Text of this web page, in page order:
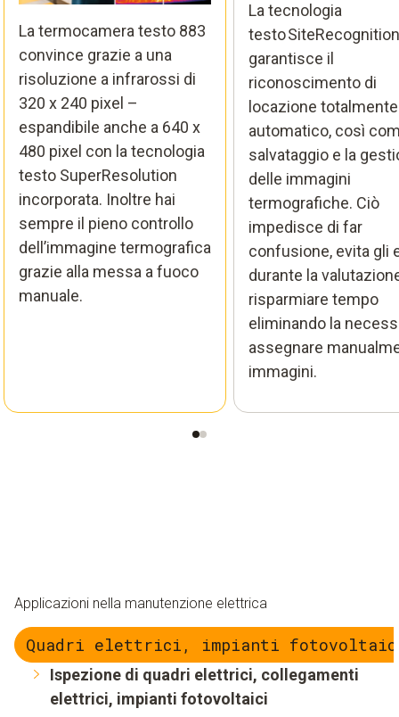
La termocamera testo 883
convince grazie a una
risoluzione a infrarossi di
320 x 240 pixel –
espandibile anche a 640 x
480 pixel con la tecnologia
testo SuperResolution
incorporata. Inoltre hai
sempre il pieno controllo
dell’immagine termografica
grazie alla messa a fuoco
manuale.
La tecnologia
testo SiteRecognition
garantisce il
riconoscimento di
locazione totalmente
automatico, così
salvataggio e la
delle immagini
termografiche. Ciò
impedisce di far
confusione, evita gli
durante la
risparmiare tempo
eliminando la
assegnare
immagini.
Applicazioni nella manutenzione elettrica
Quadri elettrici, impianti
Ispezione di quadri elettrici, collegamenti
elettrici, impianti fotovoltaici